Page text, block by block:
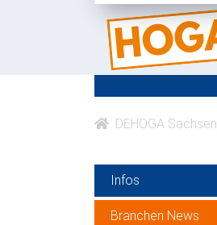
DEHOGA Sachsen
Infos
Branchen News